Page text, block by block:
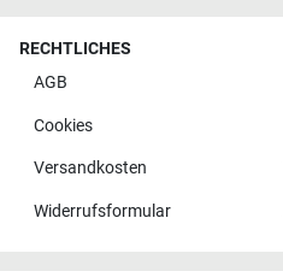
RECHTLICHES
AGB
Cookies
Versandkosten
Widerrufsformular